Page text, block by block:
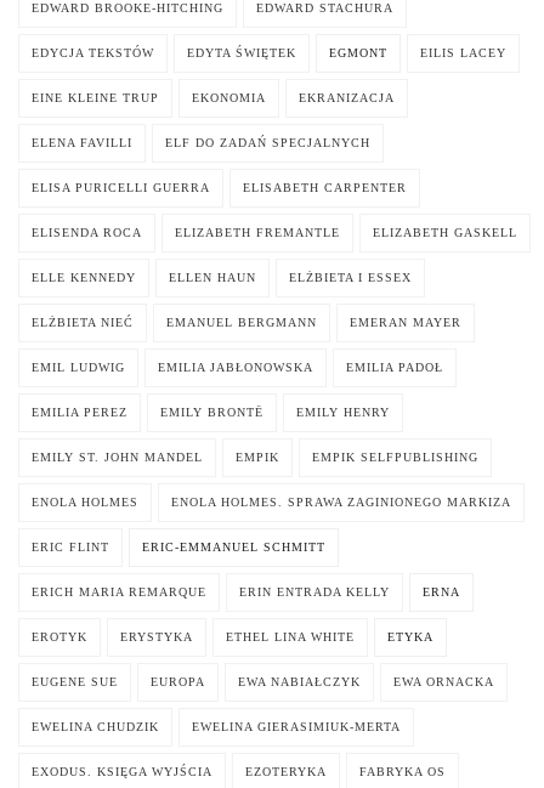
EDWARD BROOKE-HITCHING EDWARD STACHURA
EDYCJA TEKSTÓW EDYTA ŚWIĘTEK EGMONT EILIS LACEY
EINE KLEINE TRUP EKONOMIA EKRANIZACJA
ELENA FAVILLI ELF DO ZADAŃ SPECJALNYCH
ELISA PURICELLI GUERRA ELISABETH CARPENTER
ELISENDA ROCA ELIZABETH FREMANTLE ELIZABETH GASKELL
ELLE KENNEDY ELLEN HAUN ELŻBIETA I ESSEX
ELŻBIETA NIEĆ EMANUEL BERGMANN EMERAN MAYER
EMIL LUDWIG EMILIA JABŁONOWSKA EMILIA PADOŁ
EMILIA PEREZ EMILY BRONTË EMILY HENRY
EMILY ST. JOHN MANDEL EMPIK EMPIK SELFPUBLISHING
ENOLA HOLMES ENOLA HOLMES. SPRAWA ZAGINIONEGO MARKIZA
ERIC FLINT ERIC-EMMANUEL SCHMITT
ERICH MARIA REMARQUE ERIN ENTRADA KELLY ERNA
EROTYK ERYSTYKA ETHEL LINA WHITE ETYKA
EUGENE SUE EUROPA EWA NABIAŁCZYK EWA ORNACKA
EWELINA CHUDZIK EWELINA GIERASIMIUK-MERTA
EXODUS. KSIĘGA WYJŚCIA EZOTERYKA FABRYKA OS